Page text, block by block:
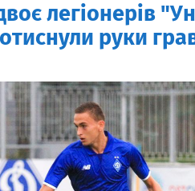
легіонерів
руки